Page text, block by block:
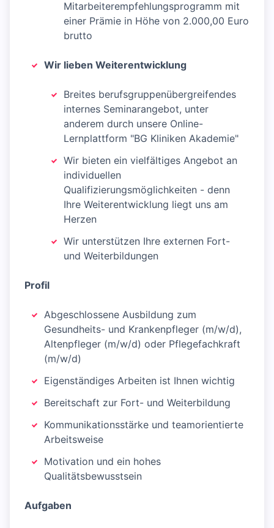
Mitarbeiterempfehlungsprogramm mit
einer Prämie in Höhe von 2.000,00 Euro
brutto
Wir lieben Weiterentwicklung
Breites berufsgruppenübergreifendes
internes Seminarangebot, unter
anderem durch unsere Online-
Lernplattform "BG Kliniken Akademie"
Wir bieten ein vielfältiges Angebot an
individuellen
Qualifizierungsmöglichkeiten - denn
Ihre Weiterentwicklung liegt uns am
Herzen
Wir unterstützen Ihre externen Fort-
und Weiterbildungen
Profil
Abgeschlossene Ausbildung zum
Gesundheits- und Krankenpfleger (m/w/d),
Altenpfleger (m/w/d) oder Pflegefachkraft
(m/w/d)
Eigenständiges Arbeiten ist Ihnen wichtig
Bereitschaft zur Fort- und Weiterbildung
Kommunikationsstärke und teamorientierte
Arbeitsweise
Motivation und ein hohes
Qualitätsbewusstsein
Aufgaben